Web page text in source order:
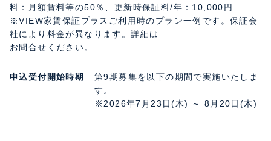
料：月額賃料等の50％、更新時保証料/年：10,000円
※VIEW家賃保証プラスご利用時のプラン一例です。保証会
社により料金が異なります。詳細は
お問合せください。
申込受付開始時期
第9期募集を以下の期間で実施いたしま
す。
※2026年7月23日(木) ～ 8月20日(木)